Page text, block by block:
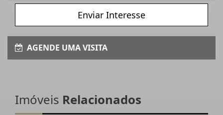
Enviar Interesse
AGENDE UMA VISITA
Imóveis Relacionados